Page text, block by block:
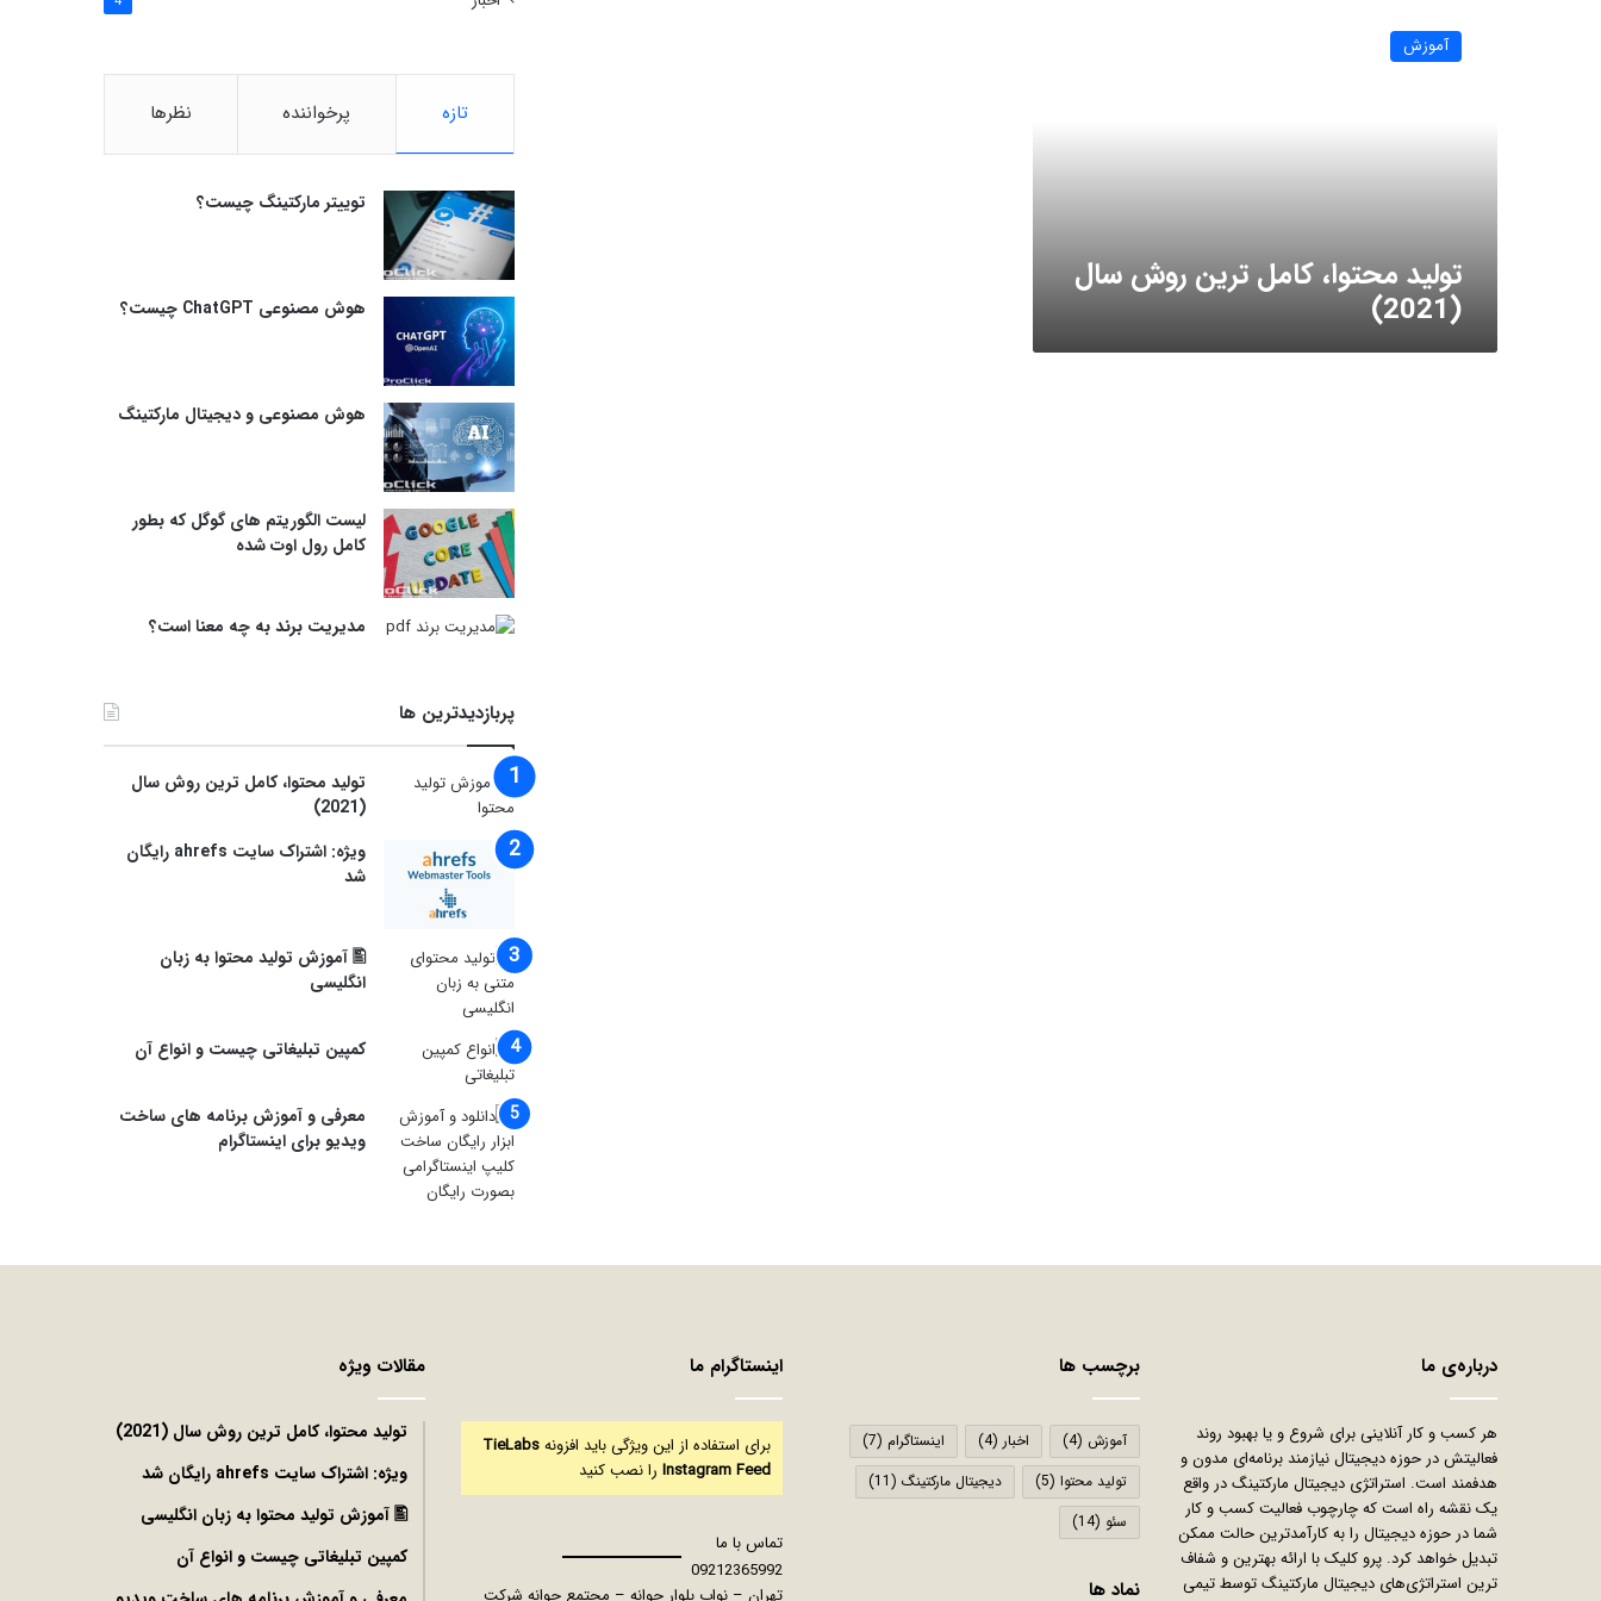
محتوا،
آموزش
توليد محتوا، کامل ترین روش سال
(2021)
تازه پرخواننده نظرها
توییتر مارکتینگ چیست؟
هوش مصنوعی ChatGPT چیست؟
هوش مصنوعی و دیجیتال مارکتینگ
لیست الگوریتم های گوگل که بطور
کامل رول اوت شده
مدیریت برند به چه معنا است؟
پربازدیدترین ها
توليد محتوا، کامل ترین روش سال
(2021)
ویژه: اشتراک سایت ahrefs رایگان
شد
🖺 آموزش تولید محتوا به زبان
انگلیسی
کمپین تبلیغاتی چیست و انواع آن
معرفی و آموزش برنامه های ساخت
ویدیو برای اینستاگرام
درباره‌ی ما
هر کسب و کار آنلاینی برای شروع و یا بهبود روند
فعالیتش در حوزه دیجیتال نیازمند برنامه‌ای مدون و
هدفمند است. استراتژی دیجیتال مارکتینگ در واقع
یک نقشه راه است که چارچوب فعالیت کسب و کار
شما در حوزه دیجیتال را به کارآمدترین حالت ممکن
تبدیل خواهد کرد. پرو کلیک با ارائه بهترین و شفاف
ترین استراتژی‌های دیجیتال مارکتینگ توسط تیمی
برچسب ها
آموزش (4) اخبار (4) اینستاگرام (7)
تولید محتوا (5) دیجیتال مارکتینگ (11)
سئو (14)
نماد ها
اینستاگرام ما
برای استفاده از این ویژگی باید افزونهTieLabs
Instagram Feed را نصب کنید
تماس با ما
09212365992
تهران – نواب بلوار جوانه – مجتمع جوانه شرکت
مقالات ویژه
توليد محتوا، کامل ترین روش سال (2021)
ویژه: اشتراک سایت ahrefs رایگان شد
🖺 آموزش تولید محتوا به زبان انگلیسی
کمپین تبلیغاتی چیست و انواع آن